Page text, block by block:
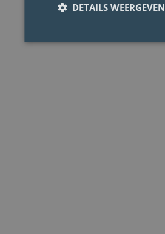
DETAILS WEERGEVEN